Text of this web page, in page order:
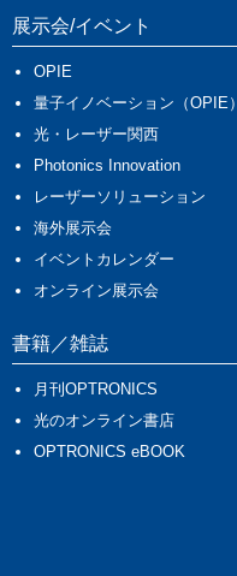
展示会/イベント
OPIE
量子イノベーション（OPIE）
光・レーザー関西
Photonics Innovation
レーザーソリューション
海外展示会
イベントカレンダー
オンライン展示会
書籍／雑誌
月刊OPTRONICS
光のオンライン書店
OPTRONICS eBOOK